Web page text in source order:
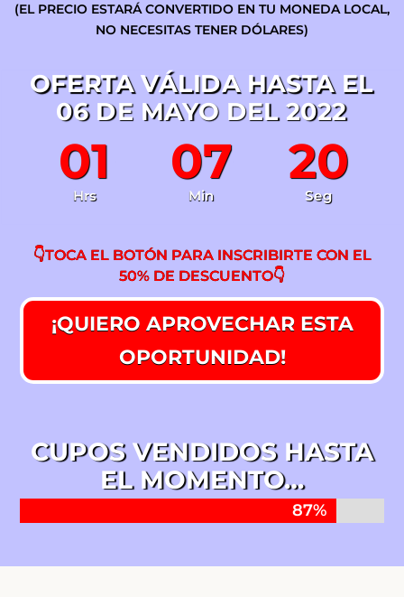
(EL PRECIO ESTARÁ CONVERTIDO EN TU MONEDA LOCAL,
NO NECESITAS TENER DÓLARES)
OFERTA VÁLIDA HASTA EL
06 DE MAYO DEL 2022
01
Hrs
07
Min
19
Seg
👇TOCA EL BOTÓN PARA INSCRIBIRTE CON EL
50% DE DESCUENTO👇
¡QUIERO APROVECHAR ESTA
OPORTUNIDAD!
CUPOS VENDIDOS HASTA
EL MOMENTO…
87%
87%